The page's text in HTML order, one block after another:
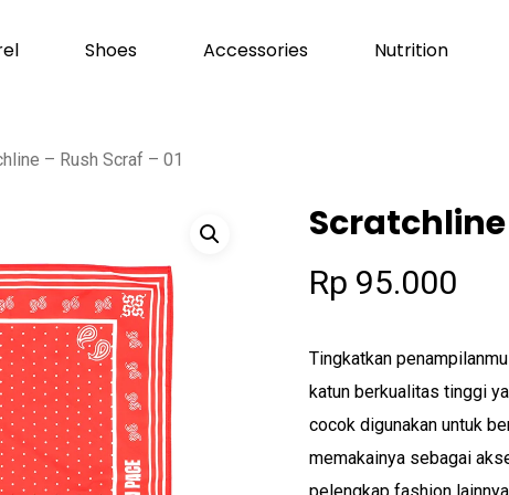
Shoes Accessories Nutrition
Cart
– Rush Scraf – 01
Scratchline
Rp 95.000
Tingkatkan
katun berkualitas tinggi
cocok digunakan untuk
memakainya sebagai